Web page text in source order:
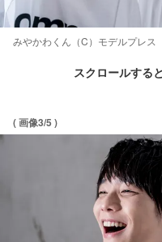
みやかわくん（C）モデルプレス
スクロールする
( 画像3/5 )